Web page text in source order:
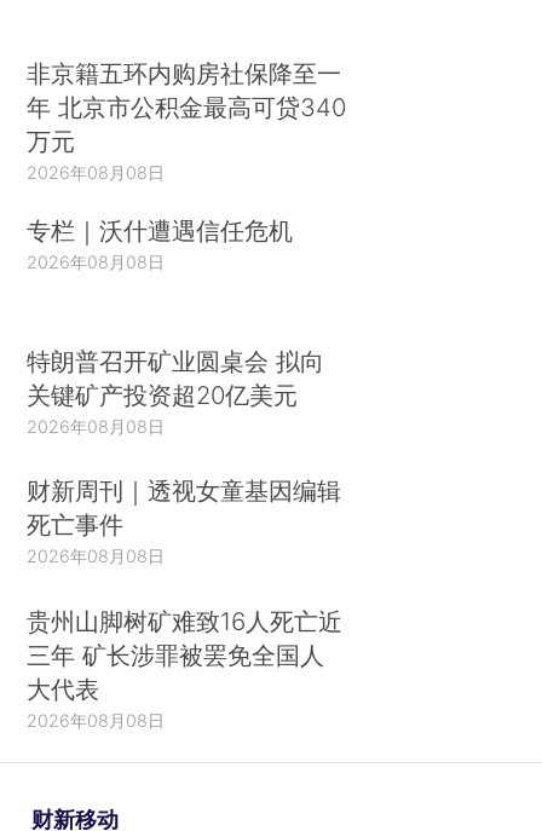
非京籍五环内购房社保降至一
年 北京市公积金最高可贷340
万元
2026年08月08日
专栏｜沃什遭遇信任危机
2026年08月08日
特朗普召开矿业圆桌会 拟向
关键矿产投资超20亿美元
2026年08月08日
财新周刊｜透视女童基因编辑
死亡事件
2026年08月08日
贵州山脚树矿难致16人死亡近
三年 矿长涉罪被罢免全国人
大代表
2026年08月08日
财新移动